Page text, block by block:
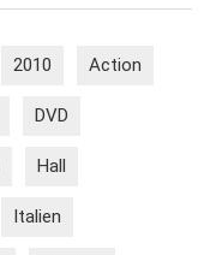
2010 Action
DVD
Hall
Italien